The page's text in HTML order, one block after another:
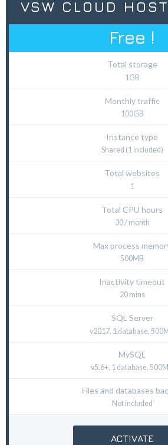
VSW CLOUD
Free !
Total storage
1GB
Monthly traffic
100GB
Instance type
Shared (1 included)
Total websites
1
Total CPU hours
30 / month
Max process
500MB
Inactivity timeout
20 mins
SQL Server
v2017, 1 database,
MySQL
v5.6+, 1 database,
Files and databases
Not included
ACTIVATE